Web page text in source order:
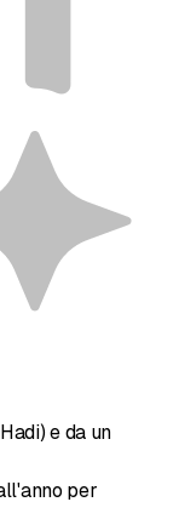
e da un
per